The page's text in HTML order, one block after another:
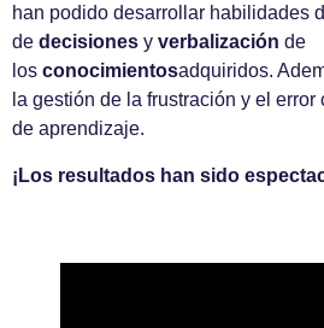
han podido desarrollar habilidades
de decisiones y verbalización de
los conocimientosadquiridos.
la gestión de la frustración y el
de aprendizaje.
¡Los resultados han sido